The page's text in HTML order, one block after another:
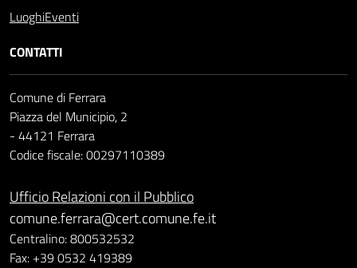
LuoghiEventi
CONTATTI
Comune di Ferrara
Piazza del Municipio, 2
- 44121 Ferrara
Codice fiscale: 00297110389
Ufficio Relazioni con il Pubblico
comune.ferrara@cert.comune.fe.it
Centralino: 800532532
Fax: +39 0532 419389